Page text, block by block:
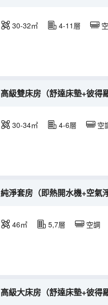
30-32㎡ 4-11層
高級雙床房（舒達床墊+彼得
30-34㎡ 4-6層 空
純淨套房（即熱開水機+空氣
46㎡ 5,7層 空調
高級大床房（舒達床墊+彼得